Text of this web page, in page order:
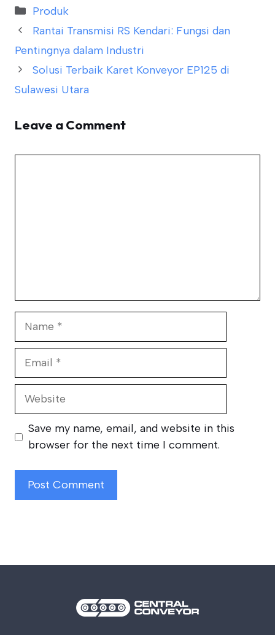
Categories
Produk
Rantai Transmisi RS Kendari: Fungsi dan
Pentingnya dalam Industri
Solusi Terbaik Karet Konveyor EP125 di
Sulawesi Utara
Leave a Comment
Website
Save my name, email, and website in this
browser for the next time I comment.